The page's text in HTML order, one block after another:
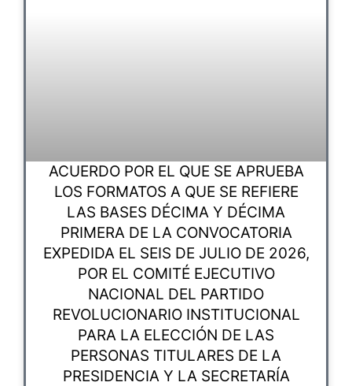
ACUERDO POR EL QUE SE APRUEBA
LOS FORMATOS A QUE SE REFIERE
LAS BASES DÉCIMA Y DÉCIMA
PRIMERA DE LA CONVOCATORIA
EXPEDIDA EL SEIS DE JULIO DE 2026,
POR EL COMITÉ EJECUTIVO
NACIONAL DEL PARTIDO
REVOLUCIONARIO INSTITUCIONAL
PARA LA ELECCIÓN DE LAS
PERSONAS TITULARES DE LA
PRESIDENCIA Y LA SECRETARÍA